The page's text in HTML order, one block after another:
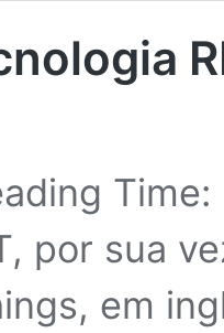
Time:
por sua
em